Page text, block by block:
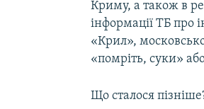
Криму, а також в
інформації ТБ про
«Крил»,
«помріть, суки»
Що сталося